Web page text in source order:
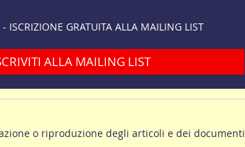
- ISCRIZIONE GRATUITA ALLA MAILING LIST
ALLA MAILING LIST
o riproduzione degli articoli e dei documenti